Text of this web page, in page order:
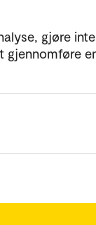
gjøre
gjennomføre